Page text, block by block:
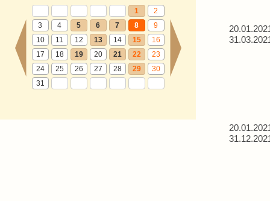
1
2
3
4 5 6 7 8
9
10
11 12 13 14 15
16
17
18 19 20 21 22
23
24
25 26 27 28 29
30
31